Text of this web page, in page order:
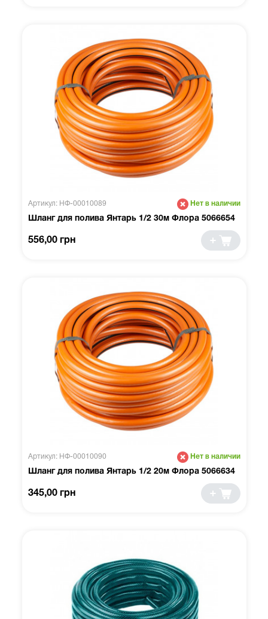
Артикул: НФ-00010089 Нет в наличии
Шланг для полива Янтарь 1/2 30м Флора 5066654
556,00 грн
Артикул: НФ-00010090 Нет в наличии
Шланг для полива Янтарь 1/2 20м Флора 5066634
345,00 грн